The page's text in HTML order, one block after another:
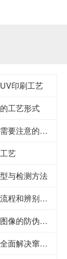
印刷工艺
工艺形式
手提袋设计印刷-襄阳手提袋制作过程中需要注意的要点
艺
与检测方法
宜昌防伪商标印刷-激光防伪标签的制作流程和辨别方法
防伪标签厂家-宜昌防伪公司介绍半色调图像的防伪技术
宜昌防伪防窜货标签印刷-防伪系统功能全面解决窜货难题